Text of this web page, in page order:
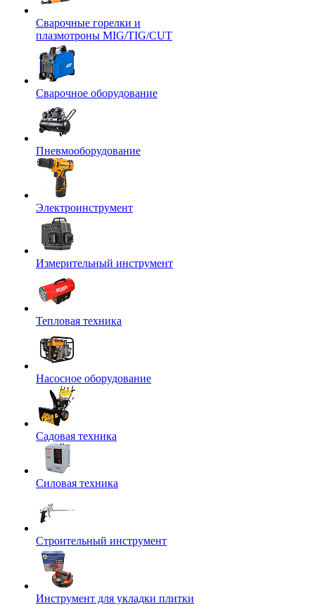
Сварочные горелки и
плазмотроны MIG/TIG/CUT
Сварочное оборудование
Пневмооборудование
Электроинструмент
Измерительный инструмент
Тепловая техника
Насосное оборудование
Садовая техника
Силовая техника
Строительный инструмент
Инструмент для укладки плитки